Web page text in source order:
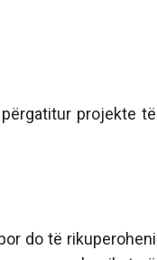
projekte të
do të rikuperoheni